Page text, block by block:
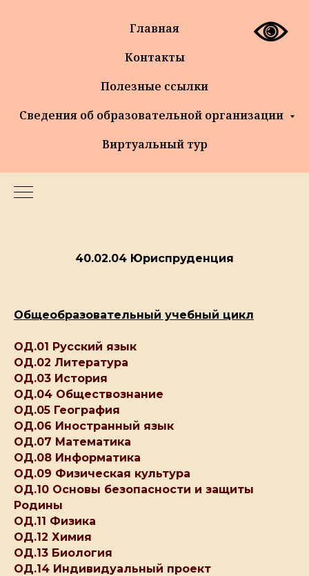
Главная
Контакты
Полезные ссылки
Сведения об образовательной организации
Виртуальный тур
40.02.04 Юриспруденция
Общеобразовательный учебный цикл
ОД.01 Русский язык
ОД.02 Литература
ОД.03 История
ОД.04 Обществознание
ОД.05 География
ОД.06 Иностранный язык
ОД.07 Математика
ОД.08 Информатика
ОД.09 Физическая культура
ОД.10 Основы безопасности и защиты
Родины
ОД.11 Физика
ОД.12 Химия
ОД.13 Биология
ОД.14 Индивидуальный проект